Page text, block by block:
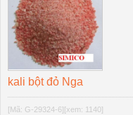
kali bột đỏ Nga
[Mã: G-29324-6][xem: 1140]